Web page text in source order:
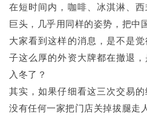
在短时间内，咖啡、冰淇淋、
巨头，几乎用同样的姿势，把中
大家看到这样的消息，是不是
子这么厚的外资大牌都在撤退
入冬了？
其实，如果仔细看这三次交易
没有任何一家把门店关掉拔腿走人